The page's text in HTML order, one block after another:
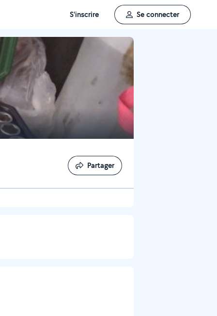
S'inscrire Se connecter
Partager
Partager